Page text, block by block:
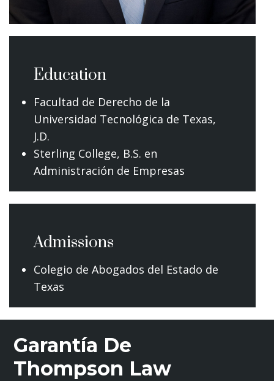
Education
Facultad de Derecho de la
Universidad Tecnológica de Texas,
J.D.
Sterling College, B.S. en
Administración de Empresas
Admissions
Colegio de Abogados del Estado de
Texas
Garantía De
Thompson Law